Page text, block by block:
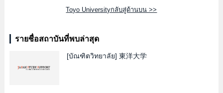
Toyo Universityกลับสู่ด้านบน >>
รายชื่อสถาบันที่พบล่าสุด
[บัณฑิตวิทยาลัย] 東洋大学